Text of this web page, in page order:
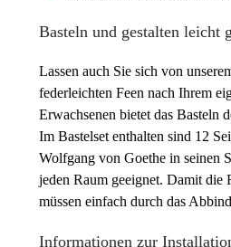
Basteln und gestalten leicht
Lassen auch Sie sich von
federleichten Feen nach Ihrem
Erwachsenen bietet das Basteln
Im Bastelset enthalten sind 12
Wolfgang von Goethe in seinen
jeden Raum geeignet. Damit
müssen einfach durch das
Informationen zur